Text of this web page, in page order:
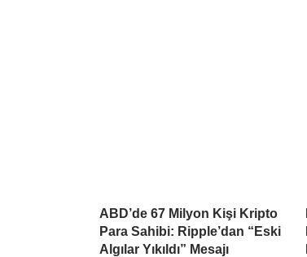
ABD’de 67 Milyon Kişi Kripto
Para Sahibi: Ripple’dan “Eski
Algılar Yıkıldı” Mesajı